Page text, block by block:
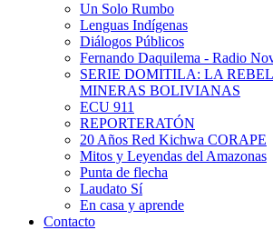
Un Solo Rumbo
Lenguas Indígenas
Diálogos Públicos
Fernando Daquilema - Radio
SERIE DOMITILA: LA
MINERAS BOLIVIANAS
ECU 911
REPORTERATÓN
20 Años Red Kichwa CORAPE
Mitos y Leyendas del Amazonas
Punta de flecha
Laudato Sí
En casa y aprende
Contacto